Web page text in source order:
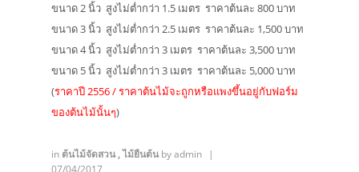
ขนาด 2 นิ้ว สูงไม่ต่ำกว่า 1.5 เมตร ราคาต้นละ 800 บาท
ขนาด 3 นิ้ว สูงไม่ต่ำกว่า 2.5 เมตร ราคาต้นละ 1,500 บาท
ขนาด 4 นิ้ว สูงไม่ต่ำกว่า 3 เมตร ราคาต้นละ 3,500 บาท
ขนาด 5 นิ้ว สูงไม่ต่ำกว่า 3 เมตร ราคาต้นละ 5,000 บาท
(ราคาปี 2556 / ราคาต้นไม้จะถูกหรือแพงขึ้นอยู่กับฟอร์ม
ของต้นไม้นั้นๆ)
in ต้นไม้จัดสวน,ไม้ยืนต้นbyadmin
|